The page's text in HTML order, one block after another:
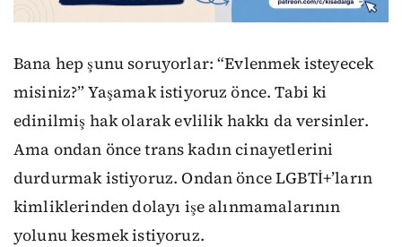
Bana hep şunu soruyorlar: “Evlenmek isteyecek
misiniz?” Yaşamak istiyoruz önce. Tabi ki
edinilmiş hak olarak evlilik hakkı da versinler.
Ama ondan önce trans kadın cinayetlerini
durdurmak istiyoruz. Ondan önce LGBTİ+’ların
kimliklerinden dolayı işe alınmamalarının
yolunu kesmek istiyoruz.